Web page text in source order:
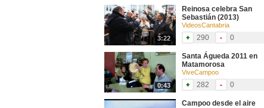
3:22
Reinosa celebra San
Sebastián (2013)
VideosCantabria
290 0
0:43
Santa Águeda 2011 en
Matamorosa
ViveCampoo
282 0
Campoo desde el aire